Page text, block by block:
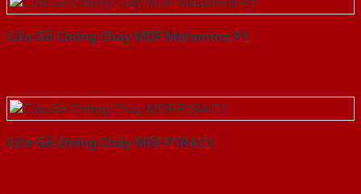
Cửa Gỗ Chống Cháy MDF Melamine P1
Cửa Gỗ Chống Cháy MDF P1R4 C1